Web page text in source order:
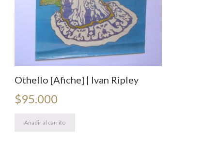
Othello [Afiche] | Ivan Ripley
$95.000
Añadir al carrito